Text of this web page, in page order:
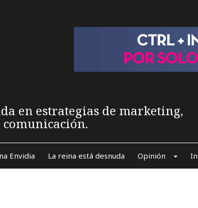
en estrategias de marketing,
Envidia La reina está desnuda Opinión